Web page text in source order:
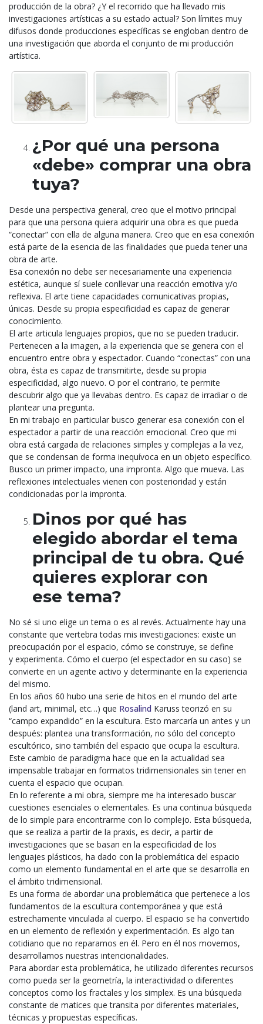
producción de la obra? ¿Y el recorrido que ha llevado mis
investigaciones artísticas a su estado actual? Son límites muy
difusos donde producciones específicas se engloban dentro de
una investigación que aborda el conjunto de mi producción
artística.
¿Por qué una persona
«debe» comprar una obra
tuya?
Desde una perspectiva general, creo que el motivo principal
para que una persona quiera adquirir una obra es que pueda
“conectar” con ella de alguna manera. Creo que en esa conexión
está parte de la esencia de las finalidades que pueda tener una
obra de arte.
Esa conexión no debe ser necesariamente una experiencia
estética, aunque sí suele conllevar una reacción emotiva y/o
reflexiva. El arte tiene capacidades comunicativas propias,
únicas. Desde su propia especificidad es capaz de generar
conocimiento.
El arte articula lenguajes propios, que no se pueden traducir.
Pertenecen a la imagen, a la experiencia que se genera con el
encuentro entre obra y espectador. Cuando “conectas” con una
obra, ésta es capaz de transmitirte, desde su propia
especificidad, algo nuevo. O por el contrario, te permite
descubrir algo que ya llevabas dentro. Es capaz de irradiar o de
plantear una pregunta.
En mi trabajo en particular busco generar esa conexión con el
espectador a partir de una reacción emocional. Creo que mi
obra está cargada de relaciones simples y complejas a la vez,
que se condensan de forma inequívoca en un objeto específico.
Busco un primer impacto, una impronta. Algo que mueva. Las
reflexiones intelectuales vienen con posterioridad y están
condicionadas por la impronta.
Dinos por qué has
elegido abordar el tema
principal de tu obra. Qué
quieres explorar con
ese tema?
No sé si uno elige un tema o es al revés. Actualmente hay una
constante que vertebra todas mis investigaciones: existe un
preocupación por el espacio, cómo se construye, se define
y experimenta. Cómo el cuerpo (el espectador en su caso) se
convierte en un agente activo y determinante en la experiencia
del mismo.
En los años 60 hubo una serie de hitos en el mundo del arte
(land art, minimal, etc…) que Rosalind Karuss teorizó en su
“campo expandido” en la escultura. Esto marcaría un antes y un
después: plantea una transformación, no sólo del concepto
escultórico, sino también del espacio que ocupa la escultura.
Este cambio de paradigma hace que en la actualidad sea
impensable trabajar en formatos tridimensionales sin tener en
cuenta el espacio que ocupan.
En lo referente a mi obra, siempre me ha interesado buscar
cuestiones esenciales o elementales. Es una continua búsqueda
de lo simple para encontrarme con lo complejo. Esta búsqueda,
que se realiza a partir de la praxis, es decir, a partir de
investigaciones que se basan en la especificidad de los
lenguajes plásticos, ha dado con la problemática del espacio
como un elemento fundamental en el arte que se desarrolla en
el ámbito tridimensional.
Es una forma de abordar una problemática que pertenece a los
fundamentos de la escultura contemporánea y que está
estrechamente vinculada al cuerpo. El espacio se ha convertido
en un elemento de reflexión y experimentación. Es algo tan
cotidiano que no reparamos en él. Pero en él nos movemos,
desarrollamos nuestras intencionalidades.
Para abordar esta problemática, he utilizado diferentes recursos
como pueda ser la geometría, la interactividad o diferentes
conceptos como los fractales y los simplex. Es una búsqueda
constante de matices que transita por diferentes materiales,
técnicas y propuestas específicas.